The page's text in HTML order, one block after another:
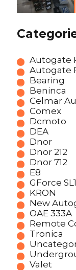
Autogate
Autogate
Bearing
Beninca
Celmar
Comex
Dcmoto
DEA
Dnor
Dnor 212
Dnor 712
E8
GForce
KRON
New
OAE 333A
Remote
Tronica
Valet